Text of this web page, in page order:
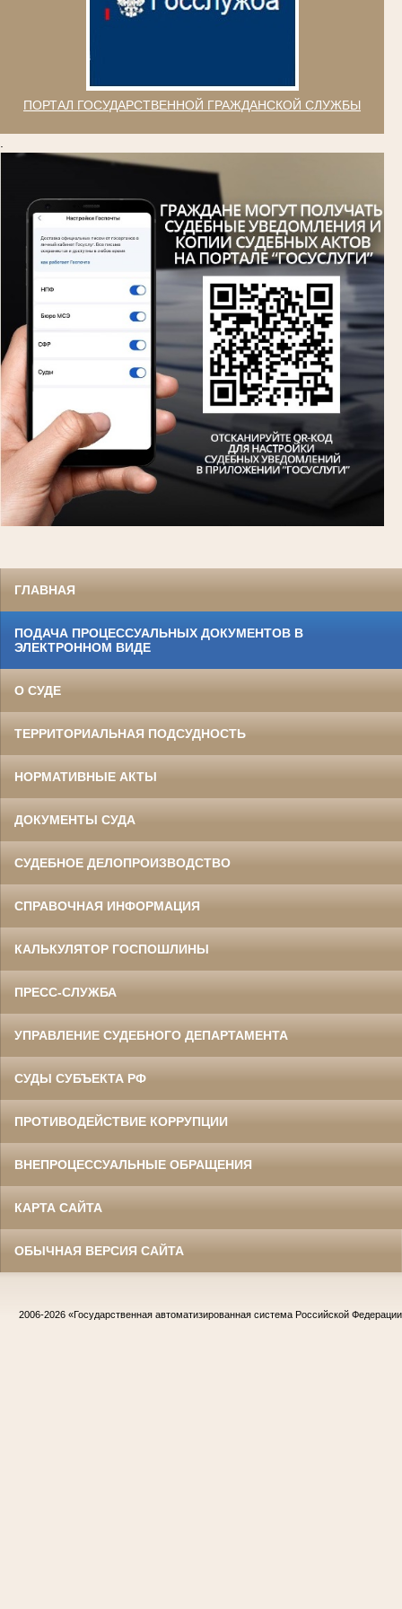
ПОРТАЛ ГОСУДАРСТВЕННОЙ ГРАЖДАНСКОЙ СЛУЖБЫ
ГЛАВНАЯ
ПОДАЧА ПРОЦЕССУАЛЬНЫХ ДОКУМЕНТОВ В
ЭЛЕКТРОННОМ ВИДЕ
О СУДЕ
ТЕРРИТОРИАЛЬНАЯ ПОДСУДНОСТЬ
НОРМАТИВНЫЕ АКТЫ
ДОКУМЕНТЫ СУДА
СУДЕБНОЕ ДЕЛОПРОИЗВОДСТВО
СПРАВОЧНАЯ ИНФОРМАЦИЯ
КАЛЬКУЛЯТОР ГОСПОШЛИНЫ
ПРЕСС-СЛУЖБА
УПРАВЛЕНИЕ СУДЕБНОГО ДЕПАРТАМЕНТА
СУДЫ СУБЪЕКТА РФ
ПРОТИВОДЕЙСТВИЕ КОРРУПЦИИ
ВНЕПРОЦЕССУАЛЬНЫЕ ОБРАЩЕНИЯ
КАРТА САЙТА
ОБЫЧНАЯ ВЕРСИЯ САЙТА
2006-2026 «Государственная автоматизированная система Российской